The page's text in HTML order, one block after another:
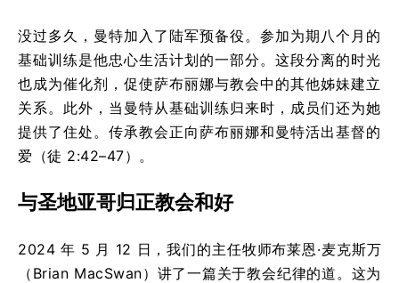
没过多久，曼特加入了陆军预备役。参加为期八个月的
基础训练是他忠心生活计划的一部分。这段分离的时光
也成为催化剂，促使萨布丽娜与教会中的其他姊妹建立
关系。此外，当曼特从基础训练归来时，成员们还为她
提供了住处。传承教会正向萨布丽娜和曼特活出基督的
爱（徒 2:42–47）。
与圣地亚哥归正教会和好
2024 年 5 月 12 日，我们的主任牧师布莱恩·麦克斯万
（Brian MacSwan）讲了一篇关于教会纪律的道。这为